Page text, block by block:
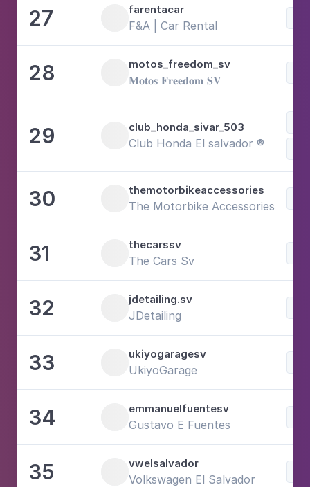
27 farentacar
F&A | Car Rental
28 motos_freedom_sv
𝐌𝐨𝐭𝐨𝐬 𝐅𝐫𝐞𝐞𝐝𝐨𝐦 𝐒𝐕
29 club_honda_sivar_503
Club Honda El salvador ®️
30 themotorbikeaccessories
The Motorbike Accessories
31 thecarssv
The Cars Sv
32 jdetailing.sv
JDetailing
33 ukiyogaragesv
UkiyoGarage
34 emmanuelfuentesv
Gustavo E Fuentes
35 vwelsalvador
Volkswagen El Salvador